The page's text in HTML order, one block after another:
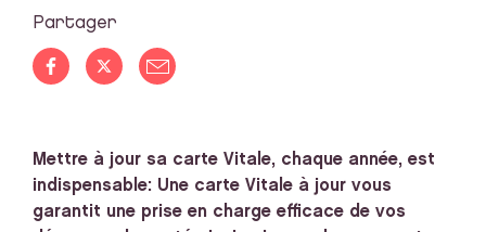
Partager
Mettre à jour sa carte Vitale, chaque année, est
indispensable: Une carte Vitale à jour vous
garantit une prise en charge efficace de vos